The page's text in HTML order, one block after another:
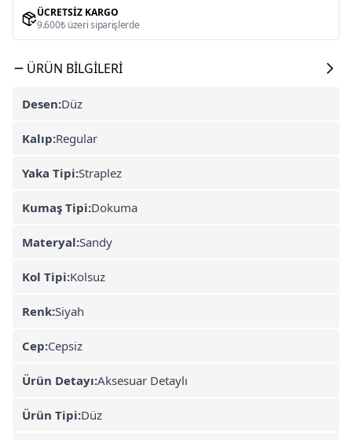
ÜCRETSIZ KARGO
9.600₺ üzeri siparişlerde
ÜRÜN BILGILERI
Desen:Düz
Kalıp:Regular
Yaka Tipi:Straplez
Kumaş Tipi:Dokuma
Materyal:Sandy
Kol Tipi:Kolsuz
Renk:Siyah
Cep:Cepsiz
Ürün Detayı:Aksesuar Detaylı
Ürün Tipi:Düz